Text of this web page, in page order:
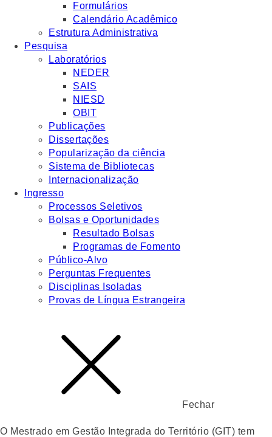
Formulários
Calendário Acadêmico
Estrutura Administrativa
Pesquisa
Laboratórios
NEDER
SAIS
NIESD
OBIT
Publicações
Dissertações
Popularização da ciência
Sistema de Bibliotecas
Internacionalização
Ingresso
Processos Seletivos
Bolsas e Oportunidades
Resultado Bolsas
Programas de Fomento
Público-Alvo
Perguntas Frequentes
Disciplinas Isoladas
Provas de Língua Estrangeira
Fechar
O Mestrado em Gestão Integrada do Território (GIT) tem